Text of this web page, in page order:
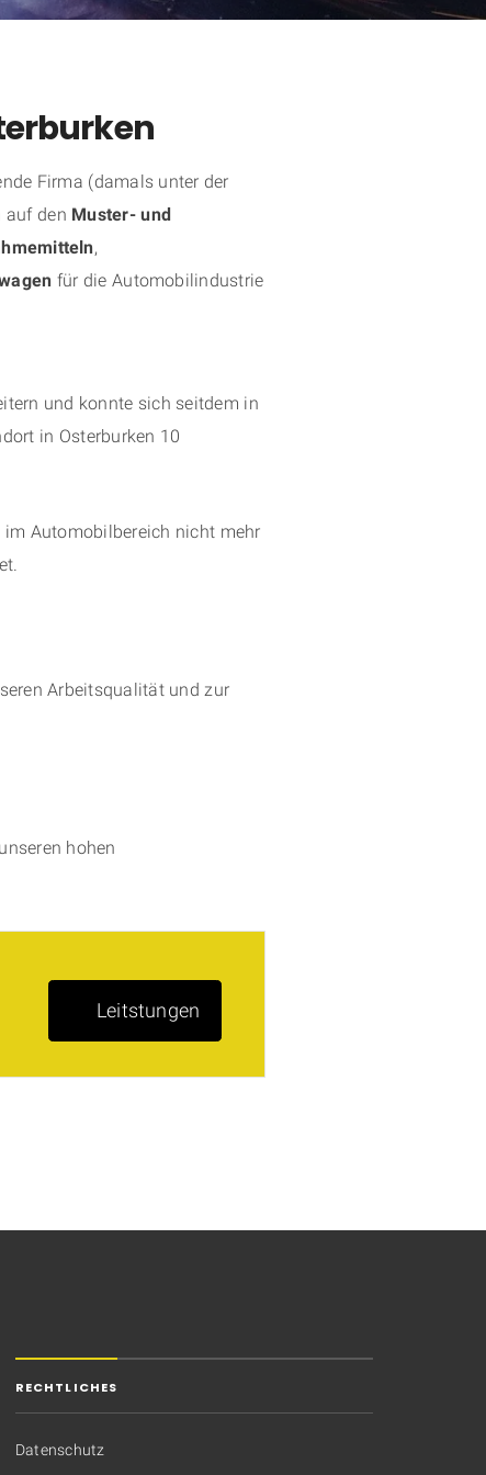
Firma (damals unter der
auf den Muster- und
,
für die Automobilindustrie
und konnte sich seitdem in
in Osterburken 10
Automobilbereich nicht mehr
Arbeitsqualität und zur
hohen
Leitstungen
RECHTLICHES
Datenschutz